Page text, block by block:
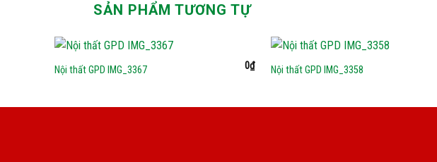
SẢN PHẨM TƯƠNG TỰ
Nội thất GPD IMG_3367 0₫ Nội thất GPD IMG_3358